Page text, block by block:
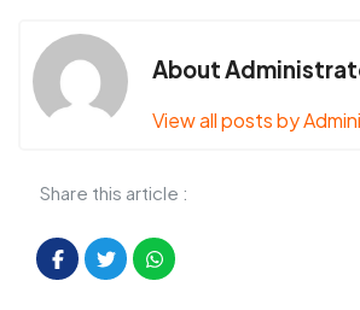
About
View all posts by
Share this article :